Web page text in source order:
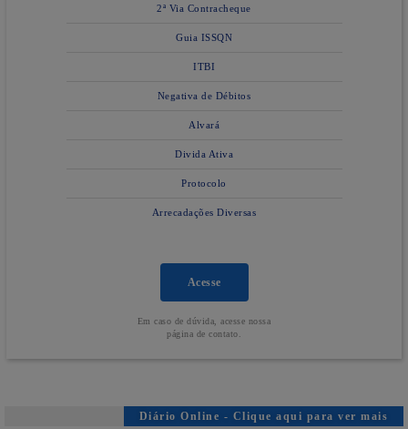
2ª Via Contracheque
Guia ISSQN
ITBI
Negativa de Débitos
Alvará
Divida Ativa
Protocolo
Arrecadações Diversas
Acesse
Em caso de dúvida, acesse nossa
página de contato.
Diário Online - Clique aqui para ver mais